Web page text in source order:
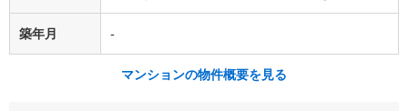
築年月 -
マンションの物件概要を見る